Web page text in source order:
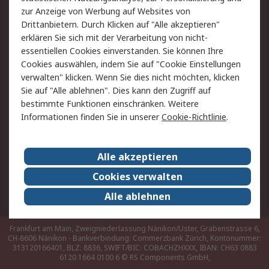
Rechtliches
AGB
Datenschutz
Cookie-Richtlinie
Zahlungsbedingungen
Copyright/Impressum
Über RS
Karriere bei RS
Nachhaltigkeit
Qualität/Umwelt/ZertifikatePresse-Center
Event-Center
Frankfurt am Main, Zweigniederlassung Nänikon/Uster, Grabenstrasse 6,
CH-8606 Nänikon - Bankverbindung: Commerzbank Zürich, Kontonummer:
313120166401, BLZ: 8836, SWIFT/BIC: COBACHZHXXX, IBAN: CH63 0883
6120 1664 0100 6 © RS Components GmbH,
zur Anzeige von Werbung auf Websites von
Drittanbietern. Durch Klicken auf "Alle akzeptieren"
erklären Sie sich mit der Verarbeitung von nicht-
essentiellen Cookies einverstanden. Sie können Ihre
Cookies auswählen, indem Sie auf "Cookie Einstellungen
verwalten" klicken. Wenn Sie dies nicht möchten, klicken
Sie auf "Alle ablehnen". Dies kann den Zugriff auf
bestimmte Funktionen einschränken. Weitere
Informationen finden Sie in unsererCookie-Richtlinie.
Alle akzeptieren
Cookies verwalten
Alle ablehnen